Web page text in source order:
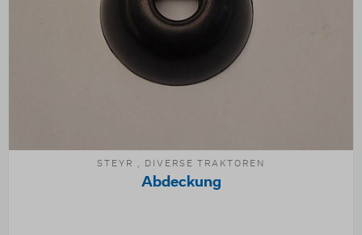
STEYR , DIVERSE TRAKTOREN
Abdeckung